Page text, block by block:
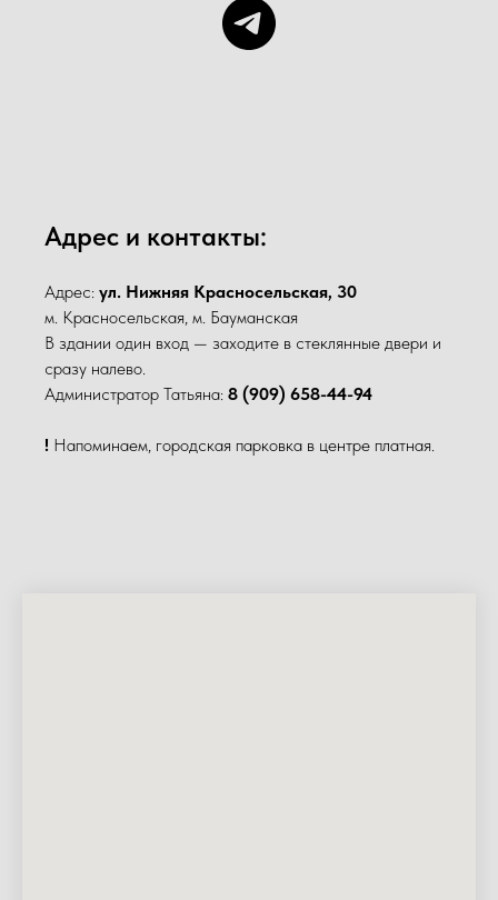
Адрес и контакты:
Адрес: ул. Нижняя Красносельская, 30
м. Красносельская, м. Бауманская
В здании один вход — заходите в стеклянные двери и
сразу налево.
Администратор Татьяна: 8 (909) 658-44-94
! Напоминаем, городская парковка в центре платная.